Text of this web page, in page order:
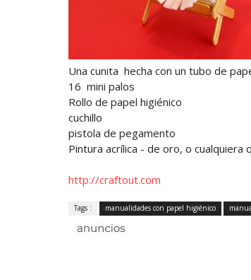
Una cunita hecha con un tubo de
16 mini palos
Rollo de papel higiénico
cuchillo
pistola de pegamento
Pintura acrílica - de oro, o cualquiera
http://craftout.com
Tags : manualidades con papel higiénico